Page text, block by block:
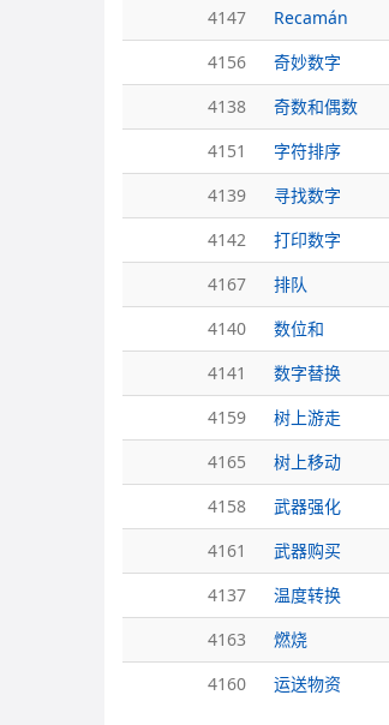
4147
Recamán
4156
奇妙数字
4138
奇数和偶数
4151
字符排序
4139
寻找数字
4142
打印数字
4167
排队
4140
数位和
4141
数字替换
4159
树上游走
4165
树上移动
4158
武器强化
4161
武器购买
4137
温度转换
4163
燃烧
4160
运送物资